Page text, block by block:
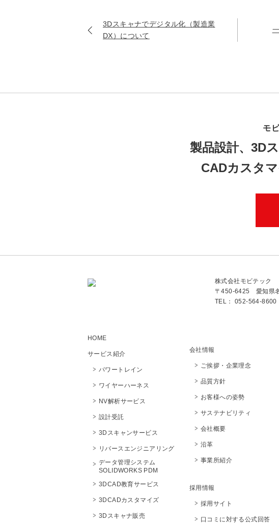
3Dスキャナでデジタル化（製造業
DX）について
モ
製品設計、3D
CADカスタ
株式会社モビテック
〒450-6425 愛知県
TEL： 052-564-
HOME
サービス紹介
パワートレイン
ワイヤーハーネス
NV解析サービス
設計受託
3Dスキャンサービス
リバースエンジニアリング
データ管理システム
SOLIDWORKS PDM
3DCAD教育サービス
3DCADカスタマイズ
3Dスキャナ販売
会社情報
ご挨拶・企業理念
品質方針
お客様への姿勢
サステナビリティ
会社概要
沿革
事業所紹介
採用情報
採用サイト
口コミに対する公式回答